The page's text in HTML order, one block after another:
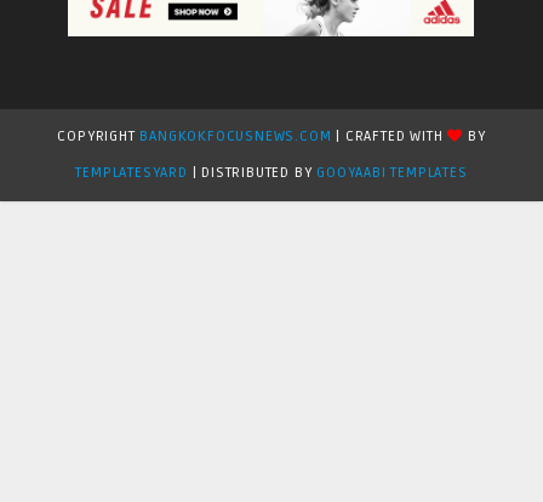
COPYRIGHT BANGKOKFOCUSNEWS.COM | CRAFTED WITH
BY
TEMPLATESYARD
| DISTRIBUTED BY GOOYAABI TEMPLATES